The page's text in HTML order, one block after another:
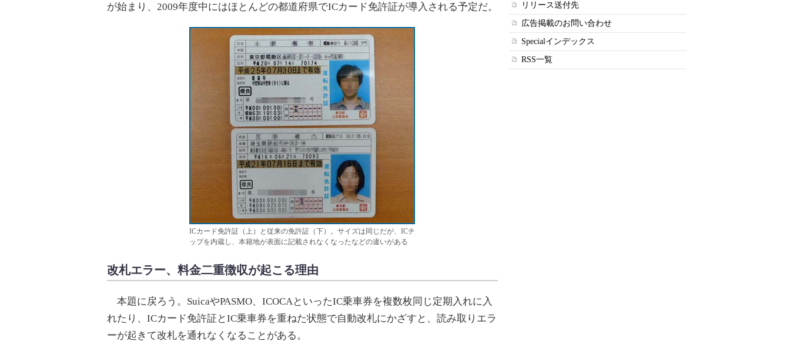
が始まり、2009年度中にはほとんどの都道府県でICカード免許証が導入される予定だ。
ICカード免許証（上）と従来の免許証（下）。サイズは同じだが、ICチ
ップを内蔵し、本籍地が表面に記載されなくなったなどの違いがある
改札エラー、料金二重徴収が起こる理由
本題に戻ろう。SuicaやPASMO、ICOCAといったIC乗車券を複数枚同じ定期入れに入
れたり、ICカード免許証とIC乗車券を重ねた状態で自動改札にかざすと、読み取りエラ
ーが起きて改札を通れなくなることがある。
リリース送付先
広告掲載のお問い合わせ
Specialインデックス
RSS一覧